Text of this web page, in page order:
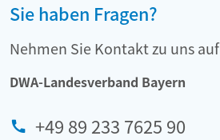
Sie haben Fragen?
Nehmen Sie Kontakt zu uns auf
DWA-Landesverband Bayern
+49 89 233 7625 90